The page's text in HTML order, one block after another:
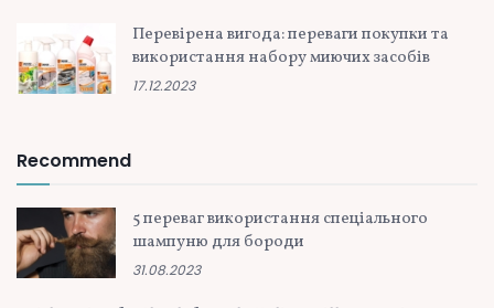
Перевірена вигода: переваги покупки та
використання набору миючих засобів
17.12.2023
Recommend
5 переваг використання спеціального
шампуню для бороди
31.08.2023